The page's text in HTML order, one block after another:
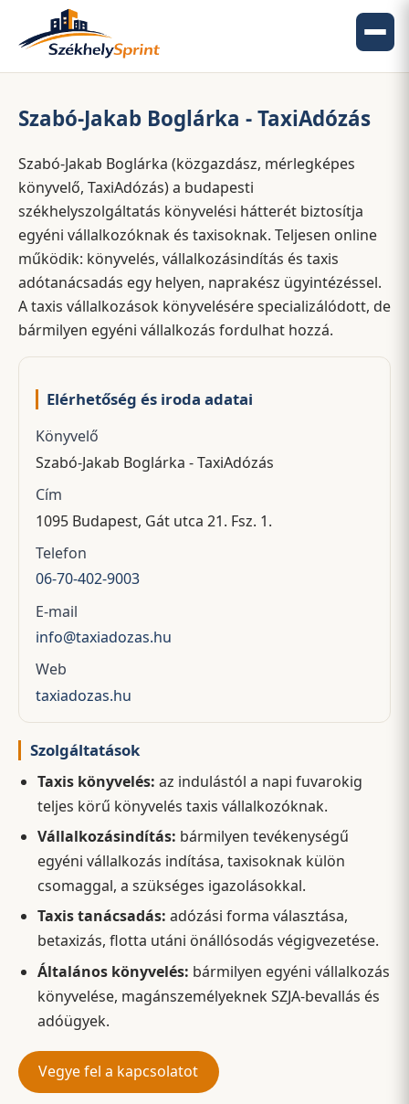
Szabó-Jakab Boglárka - TaxiAdózás
Szabó-Jakab Boglárka (közgazdász, mérlegképes
könyvelő, TaxiAdózás) a budapesti
székhelyszolgáltatás könyvelési hátterét biztosítja
egyéni vállalkozóknak és taxisoknak. Teljesen online
működik: könyvelés, vállalkozásindítás és taxis
adótanácsadás egy helyen, naprakész ügyintézéssel.
A taxis vállalkozások könyvelésére specializálódott, de
bármilyen egyéni vállalkozás fordulhat hozzá.
Elérhetőség és iroda adatai
Könyvelő
Szabó-Jakab Boglárka - TaxiAdózás
Cím
1095 Budapest, Gát utca 21. Fsz. 1.
Telefon
06-70-402-9003
E-mail
info@taxiadozas.hu
Web
taxiadozas.hu
Szolgáltatások
Taxis könyvelés: az indulástól a napi fuvarokig
teljes körű könyvelés taxis vállalkozóknak.
Vállalkozásindítás: bármilyen tevékenységű
egyéni vállalkozás indítása, taxisoknak külön
csomaggal, a szükséges igazolásokkal.
Taxis tanácsadás: adózási forma választása,
betaxizás, flotta utáni önállósodás végigvezetése.
Általános könyvelés: bármilyen egyéni vállalkozás
könyvelése, magánszemélyeknek SZJA-bevallás és
adóügyek.
Vegye fel a kapcsolatot